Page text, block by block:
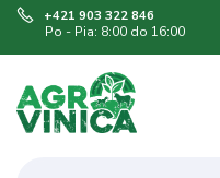
+421 903 322 846
Po - Pia: 8:00 do 16:00